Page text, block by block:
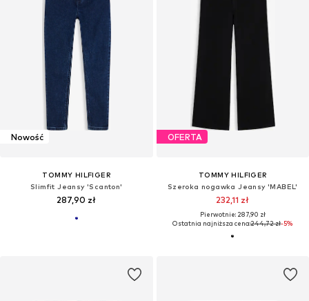
Nowość
TOMMY HILFIGER
Slimfit Jeansy 'Scanton'
287,90 zł
OFERTA
TOMMY HILFIGER
Szeroka nogawka Jeansy 'MABEL'
232,11 zł
Pierwotnie: 287,90 zł
Ostatnia najniższa cena:244,72 zł-5%